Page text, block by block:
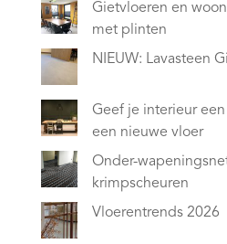
Gietvloeren en
met plinten
NIEUW: Lavasteen
Geef je interieur
een nieuwe vloer
Onder-
krimpscheuren
Vloerentrends 2026